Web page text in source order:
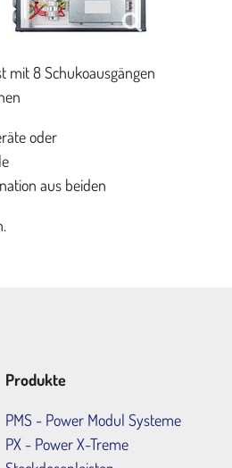
mit 8 Schukoausgängen
oder
aus beiden
Produkte
PMS - Power Modul Systeme
PX - Power X-Treme